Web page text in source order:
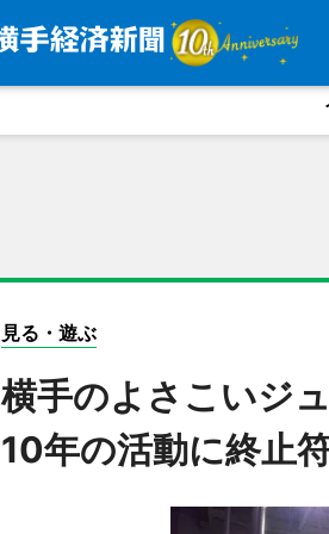
見る・遊ぶ
横手のよさこいジ
10年の活動に終止